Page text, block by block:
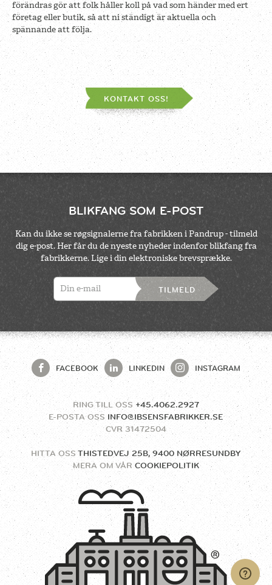
förändras gör att folk håller koll på vad som händer med ert
företag eller butik, så att ni ständigt är aktuella och
spännande att följa.
KONTAKT OSS!
BLIKFANG SOM E-POST
Kan du ikke se røgsignalerne fra fabrikken i Pandrup - tilmeld
dig e-post. Her får du de nyeste nyheder indenfor blikfang fra
fabrikkerne. Lige i din elektroniske brevsprække.
TILMELD
FACEBOOK LINKEDIN INSTAGRAM
RING TILL OSS +45.4062.2927
E-POSTA OSS INFO@IBSENSFABRIKKER.SE
MERA OM VÅR COOKIEPOLITIK
HITTA OSS THISTEDVEJ 25B, 9400 NØRRESUNDBY
CVR31472504